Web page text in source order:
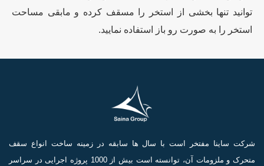
توانید تنها بخشی از استخر را مسقف کرده و مابقی مساحت
استخر را به صورت رو باز استفاده نمایید.
شرکت ساینا مفتخر است با سال ها سابقه در زمینه ساخت انواع سقف
متحرک و ملزومات آن، توانسته است بیش از 1000 پروژه اجرایی در سراسر